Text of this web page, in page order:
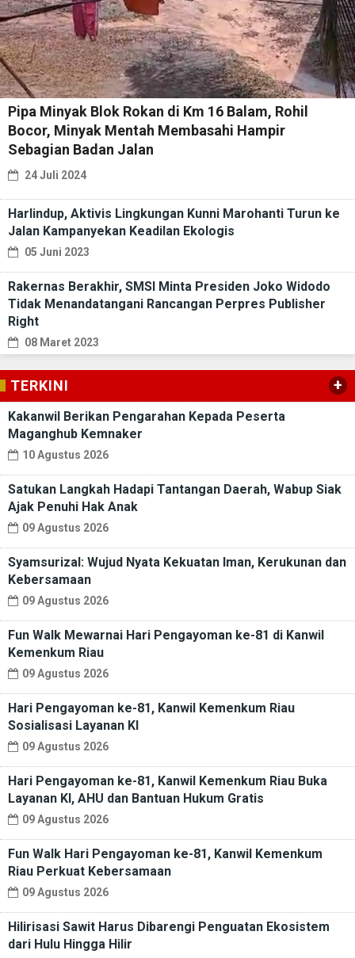
Pipa Minyak Blok Rokan di Km 16 Balam, Rohil
Bocor, Minyak Mentah Membasahi Hampir
Sebagian Badan Jalan
24 Juli 2024
Harlindup, Aktivis Lingkungan Kunni Marohanti Turun ke
Jalan Kampanyekan Keadilan Ekologis
05 Juni 2023
Rakernas Berakhir, SMSI Minta Presiden Joko Widodo
Tidak Menandatangani Rancangan Perpres Publisher
Right
08 Maret 2023
TERKINI +
Kakanwil Berikan Pengarahan Kepada Peserta
Maganghub Kemnaker
10 Agustus 2026
Satukan Langkah Hadapi Tantangan Daerah, Wabup Siak
Ajak Penuhi Hak Anak
09 Agustus 2026
Syamsurizal: Wujud Nyata Kekuatan Iman, Kerukunan dan
Kebersamaan
09 Agustus 2026
Fun Walk Mewarnai Hari Pengayoman ke-81 di Kanwil
Kemenkum Riau
09 Agustus 2026
Hari Pengayoman ke-81, Kanwil Kemenkum Riau
Sosialisasi Layanan KI
09 Agustus 2026
Hari Pengayoman ke-81, Kanwil Kemenkum Riau Buka
Layanan KI, AHU dan Bantuan Hukum Gratis
09 Agustus 2026
Fun Walk Hari Pengayoman ke-81, Kanwil Kemenkum
Riau Perkuat Kebersamaan
09 Agustus 2026
Hilirisasi Sawit Harus Dibarengi Penguatan Ekosistem
dari Hulu Hingga Hilir